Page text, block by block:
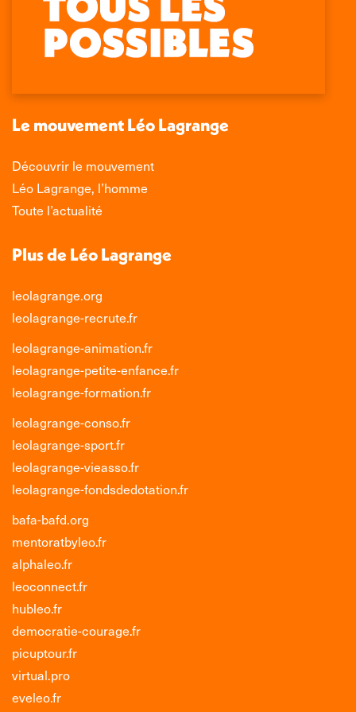
Facebook
s'ouvre
une
fenêtre
page
X
s'ouvre
une
fenêtre
page
LinkedIn
s'ouvre
une
fenêtre
page
Instagram
s'ouvre
une
nouvelle
fenêtre
Le mouvement Léo Lagrange
Découvrir le mouvement
Léo Lagrange, l’homme
Toute l’actualité
Plus de Léo Lagrange
leolagrange.org
leolagrange-recrute.fr
leolagrange-animation.fr
leolagrange-petite-enfance.fr
leolagrange-formation.fr
leolagrange-conso.fr
leolagrange-sport.fr
leolagrange-vieasso.fr
leolagrange-fondsdedotation.fr
bafa-bafd.org
mentoratbyleo.fr
alphaleo.fr
leoconnect.fr
hubleo.fr
democratie-courage.fr
picuptour.fr
virtual.pro
eveleo.fr